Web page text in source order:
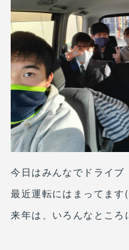
今日はみんなでドライブ
最近運転にはまってます
来年は、いろんなところ